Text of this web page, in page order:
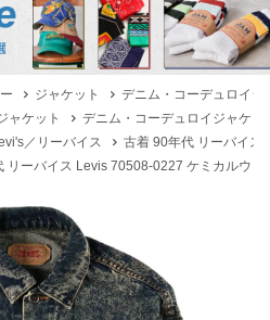
ジャケット
デニム・コーデュロイジ
ャケット
デニム・コーデュロイジャケッ
／リーバイス
古着 90年代 リーバイス
リーバイス Levis 70508-0227 ケミカルウ